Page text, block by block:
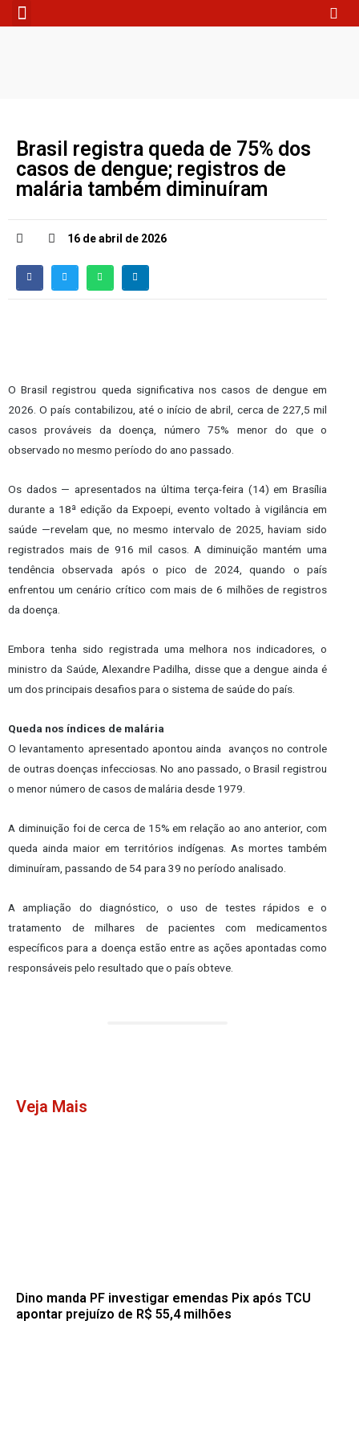
Brasil registra queda de 75% dos
casos de dengue; registros de
malária também diminuíram
16 de abril de 2026
O Brasil registrou queda significativa nos casos de dengue em
2026. O país contabilizou, até o início de abril, cerca de 227,5 mil
casos prováveis da doença, número 75% menor do que o
observado no mesmo período do ano passado.
Os dados — apresentados na última terça-feira (14) em Brasília
durante a 18ª edição da Expoepi, evento voltado à vigilância em
saúde —revelam que, no mesmo intervalo de 2025, haviam sido
registrados mais de 916 mil casos. A diminuição mantém uma
tendência observada após o pico de 2024, quando o país
enfrentou um cenário crítico com mais de 6 milhões de registros
da doença.
Embora tenha sido registrada uma melhora nos indicadores, o
ministro da Saúde, Alexandre Padilha, disse que a dengue ainda é
um dos principais desafios para o sistema de saúde do país.
Queda nos índices de malária
O levantamento apresentado apontou ainda avanços no controle
de outras doenças infecciosas. No ano passado, o Brasil registrou
o menor número de casos de malária desde 1979.
A diminuição foi de cerca de 15% em relação ao ano anterior, com
queda ainda maior em territórios indígenas. As mortes também
diminuíram, passando de 54 para 39 no período analisado.
A ampliação do diagnóstico, o uso de testes rápidos e o
tratamento de milhares de pacientes com medicamentos
específicos para a doença estão entre as ações apontadas como
responsáveis pelo resultado que o país obteve.
Veja Mais
Dino manda PF investigar emendas Pix após TCU
apontar prejuízo de R$ 55,4 milhões